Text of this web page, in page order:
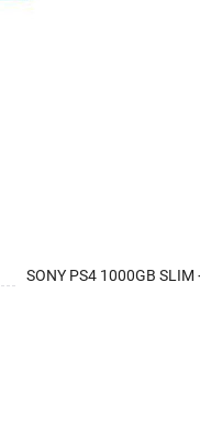
SONY PS4 1000GB